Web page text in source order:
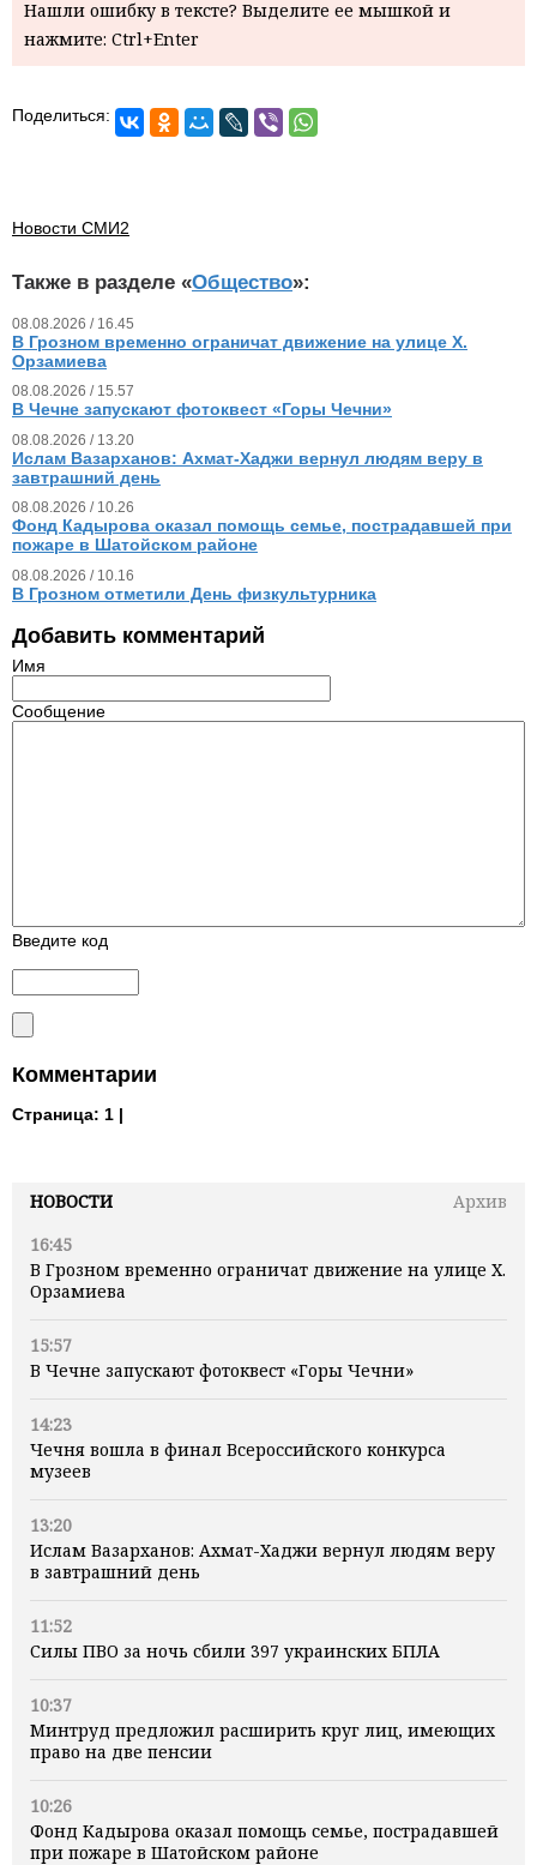
НОВОСТИ
Архив
16:45
В Грозном временно ограничат движение на улице Х.
Орзамиева
15:57
В Чечне запускают фотоквест «Горы Чечни»
14:23
Чечня вошла в финал Всероссийского конкурса
музеев
13:20
Ислам Вазарханов: Ахмат-Хаджи вернул людям веру
в завтрашний день
11:52
Силы ПВО за ночь сбили 397 украинских БПЛА
10:37
Минтруд предложил расширить круг лиц, имеющих
право на две пенсии
10:26
Фонд Кадырова оказал помощь семье, пострадавшей
при пожаре в Шатойском районе
Нашли ошибку в тексте? Выделите ее мышкой и
нажмите: Ctrl+Enter
Поделиться:
Новости СМИ2
Также в разделе «Общество»:
08.08.2026 / 16.45
В Грозном временно ограничат движение на улице Х.
Орзамиева
08.08.2026 / 15.57
В Чечне запускают фотоквест «Горы Чечни»
08.08.2026 / 13.20
Ислам Вазарханов: Ахмат-Хаджи вернул людям веру в
завтрашний день
08.08.2026 / 10.26
Фонд Кадырова оказал помощь семье, пострадавшей при
пожаре в Шатойском районе
08.08.2026 / 10.16
В Грозном отметили День физкультурника
Добавить комментарий
Имя
Сообщение
Введите код
Комментарии
Страница: 1 |